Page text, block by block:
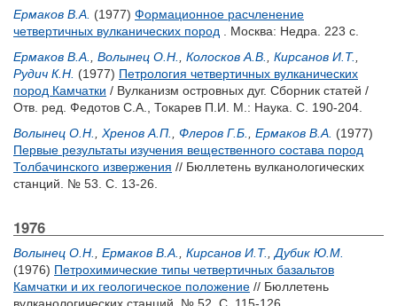
Ермаков В.А. (1977) Формационное расчленение
четвертичных вулканических пород . Москва: Недра. 223 с.
Ермаков В.А.
Волынец О.Н. Колосков А.В. Кирсанов И.Т.
Рудич К.Н. (1977) Петрология четвертичных вулканических
пород Камчатки / Вулканизм островных дуг. Сборник статей /
Отв. ред. Федотов С.А. Токарев П.И.
М.: Наука. С. 190-204.
Волынец О.Н.
Хренов А.П. Флеров Г.Б. Ермаков В.А. (1977)
Первые результаты изучения вещественного состава пород
Толбачинского извержения // Бюллетень вулканологических
станций. № 53. С. 13-26.
1976
Волынец О.Н. Ермаков В.А. Кирсанов И.Т.
Дубик Ю.М.
(1976) Петрохимические типы четвертичных базальтов
Камчатки и их геологическое положение // Бюллетень